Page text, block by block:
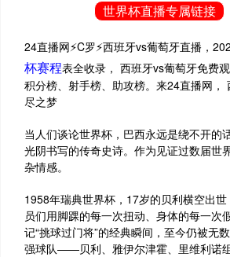
世界杯直播专属链接
24直播网⚡️C罗⚡️西班牙vs葡萄牙直播，
杯赛程表全收录， 西班牙vs葡萄牙免费
积分榜、射手榜、助攻榜。来24直播网
尽之梦
当人们谈论世界杯，巴西永远是绕不开
光阴书写的传奇史诗。作为见证过数届世
杂情感。
1958年瑞典世界杯，17岁的贝利横空出
员们用脚踝的每一次扭动、身体的每一
记“挑球过门将”的经典瞬间，至今仍被无
强球队——贝利、雅伊尔津霍、里维利诺组